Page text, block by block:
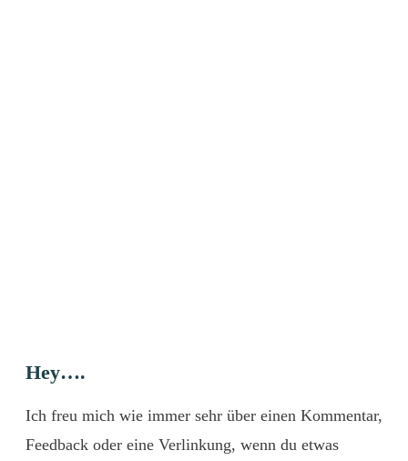
Hey….
Ich freu mich wie immer sehr über einen Kommentar,
Feedback oder eine Verlinkung, wenn du etwas